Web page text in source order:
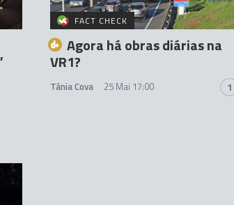
FACT CHECK
Agora há obras diárias na
VR1?
Tânia Cova 25 Mai 17:00 1